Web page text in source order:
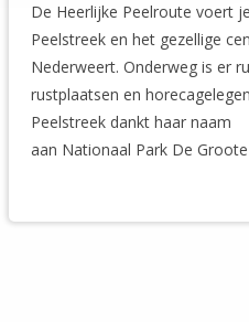
De Heerlijke Peelroute voert
Peelstreek en het gezellige
Nederweert. Onderweg is er
rustplaatsen en
Peelstreek dankt haar naam
aan Nationaal Park De Groote